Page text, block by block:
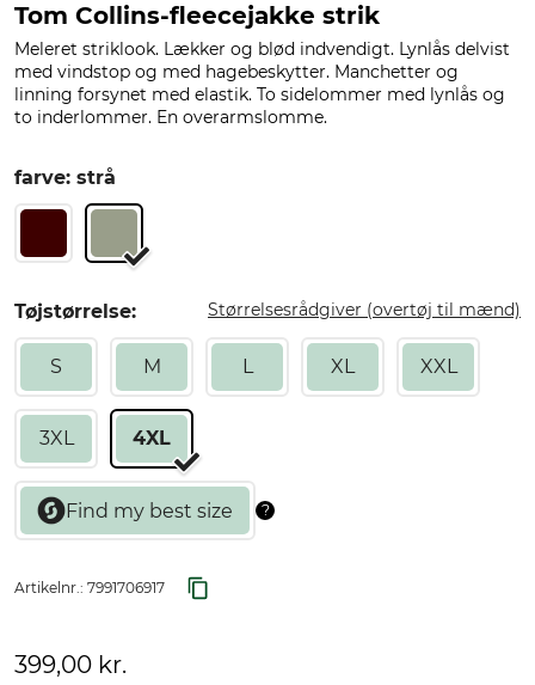
Tom Collins-fleecejakke strik
Meleret striklook. Lækker og blød indvendigt. Lynlås delvist
med vindstop og med hagebeskytter. Manchetter og
linning forsynet med elastik. To sidelommer med lynlås og
to inderlommer. En overarmslomme.
farve: strå
Tøjstørrelse: Størrelsesrådgiver (overtøj til mænd)
S M L XL XXL
3XL 4XL
Artikelnr.: 7991706917
399,00 kr.